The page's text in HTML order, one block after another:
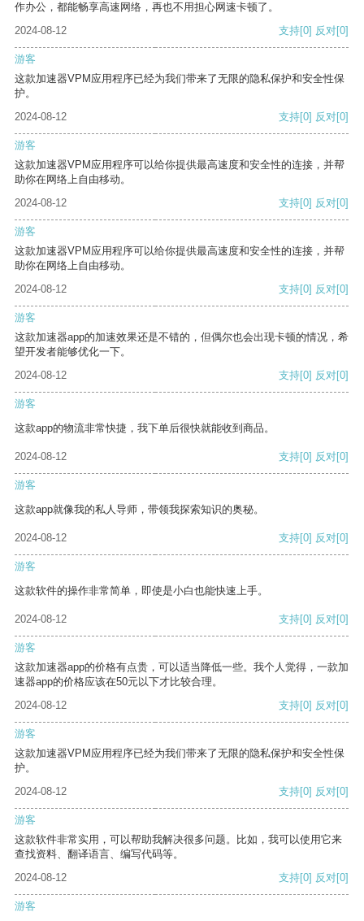
作办公，都能畅享高速网络，再也不用担心网速卡顿了。
2024-08-12
支持[0] 反对[0]
游客
这款加速器VPM应用程序已经为我们带来了无限的隐私保护和安全性保
护。
2024-08-12
支持[0] 反对[0]
游客
这款加速器VPM应用程序可以给你提供最高速度和安全性的连接，并帮
助你在网络上自由移动。
2024-08-12
支持[0] 反对[0]
游客
这款加速器VPM应用程序可以给你提供最高速度和安全性的连接，并帮
助你在网络上自由移动。
2024-08-12
支持[0] 反对[0]
游客
这款加速器app的加速效果还是不错的，但偶尔也会出现卡顿的情况，希
望开发者能够优化一下。
2024-08-12
支持[0] 反对[0]
游客
这款app的物流非常快捷，我下单后很快就能收到商品。
2024-08-12 支持[0] 反对[0]
游客
这款app就像我的私人导师，带领我探索知识的奥秘。
2024-08-12 支持[0] 反对[0]
游客
这款软件的操作非常简单，即使是小白也能快速上手。
2024-08-12 支持[0] 反对[0]
游客
这款加速器app的价格有点贵，可以适当降低一些。我个人觉得，一款加
速器app的价格应该在50元以下才比较合理。
2024-08-12
支持[0] 反对[0]
游客
这款加速器VPM应用程序已经为我们带来了无限的隐私保护和安全性保
护。
2024-08-12
支持[0] 反对[0]
游客
这款软件非常实用，可以帮助我解决很多问题。比如，我可以使用它来
查找资料、翻译语言、编写代码等。
2024-08-12
支持[0] 反对[0]
游客